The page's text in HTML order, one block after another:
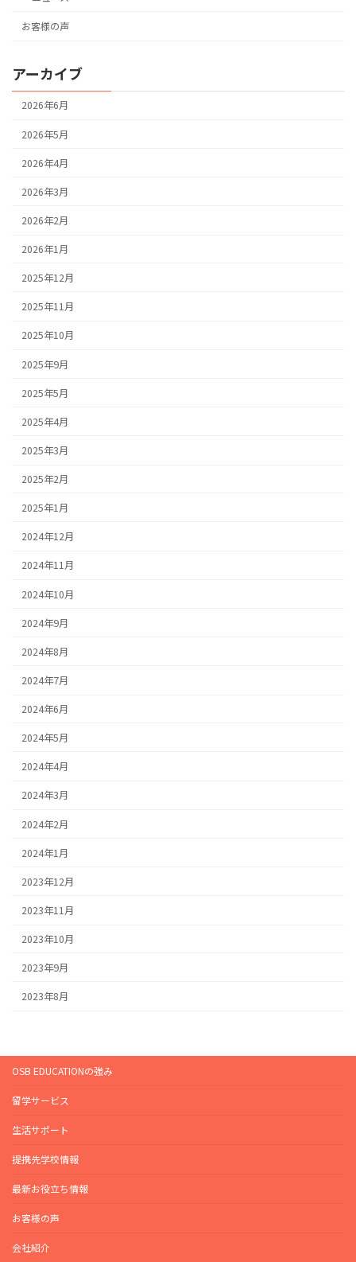
お客様の声
アーカイブ
2026年6月
2026年5月
2026年4月
2026年3月
2026年2月
2026年1月
2025年12月
2025年11月
2025年10月
2025年9月
2025年5月
2025年4月
2025年3月
2025年2月
2025年1月
2024年12月
2024年11月
2024年10月
2024年9月
2024年8月
2024年7月
2024年6月
2024年5月
2024年4月
2024年3月
2024年2月
2024年1月
2023年12月
2023年11月
2023年10月
2023年9月
2023年8月
OSB EDUCATIONの強み
留学サービス
生活サポート
提携先学校情報
最新お役立ち情報
お客様の声
会社紹介